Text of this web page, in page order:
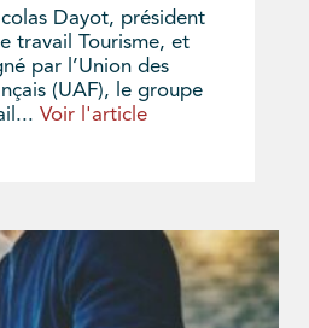
Dayot, président
travail Tourisme, et
par l’Union des
(UAF), le groupe
Voir l'article